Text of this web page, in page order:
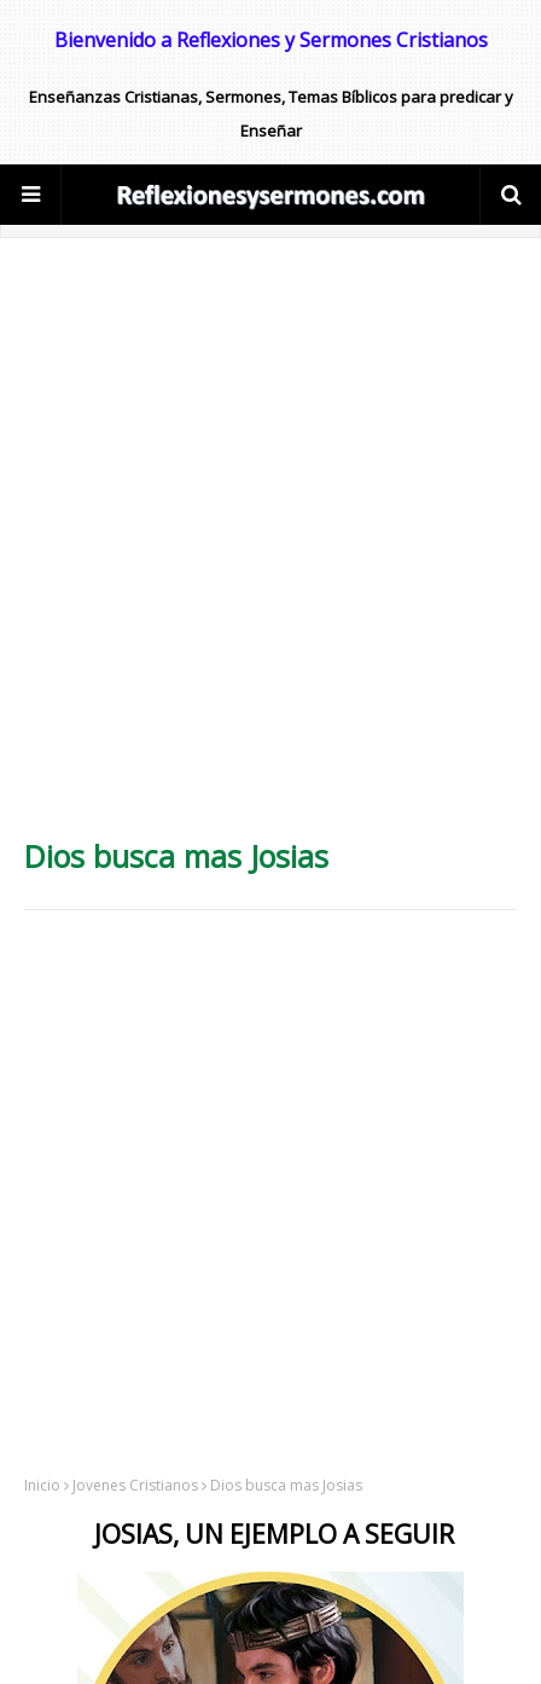
Bienvenido a Reflexiones y Sermones Cristianos
Enseñanzas Cristianas, Sermones, Temas Bíblicos para predicar y
Enseñar
Dios busca mas Josias
Inicio Jovenes Cristianos Dios busca mas Josias
JOSIAS, UN EJEMPLO A SEGUIR